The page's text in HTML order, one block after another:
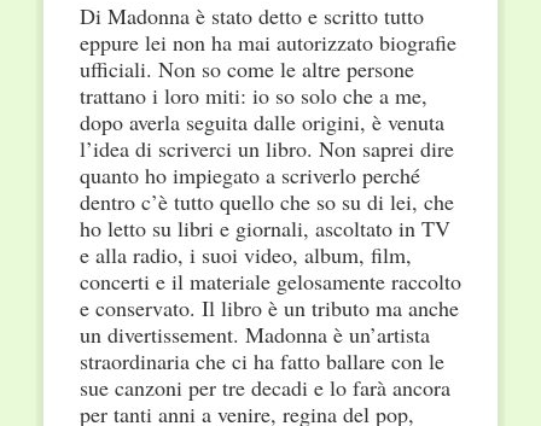
Di Madonna è stato detto e scritto tutto
eppure lei non ha mai autorizzato biografie
ufficiali. Non so come le altre persone
trattano i loro miti: io so solo che a me,
dopo averla seguita dalle origini, è venuta
l’idea di scriverci un libro. Non saprei dire
quanto ho impiegato a scriverlo perché
dentro c’è tutto quello che so su di lei, che
ho letto su libri e giornali, ascoltato in TV
e alla radio, i suoi video, album, film,
concerti e il materiale gelosamente raccolto
e conservato. Il libro è un tributo ma anche
un divertissement. Madonna è un’artista
straordinaria che ci ha fatto ballare con le
sue canzoni per tre decadi e lo farà ancora
per tanti anni a venire, regina del pop,